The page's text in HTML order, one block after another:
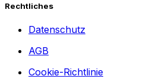
Rechtliches
Datenschutz
AGB
Cookie-Richtlinie